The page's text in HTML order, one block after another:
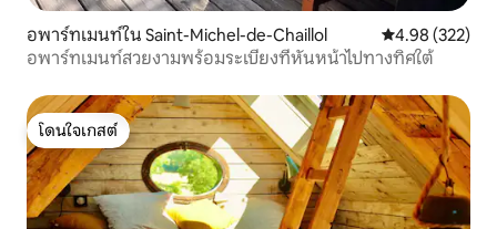
อพาร์ทเมนท์ใน Saint-Michel-de-Chaillol คะแนนเฉลี่ย
4.98 (322)
อพาร์ทเมนท์สวยงามพร้อมระเบียงที่หันหน้าไปทางทิศใต้
โดนใจเกสต์
โดนใจเกสต์